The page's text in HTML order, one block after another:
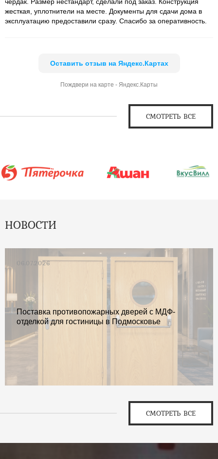
чердак. Размер нестандарт, сделали под заказ. Конструкция
жесткая, уплотнители на месте. Документы для сдачи дома в
эксплуатацию предоставили сразу. Спасибо за оперативность.
Оставить отзыв на Яндекс.Картах
Пождвери на карте - Яндекс.Карты
СМОТРЕТЬ ВСЕ
НОВОСТИ
06.07.2026
Поставка противопожарных дверей с МДФ-
отделкой для гостиницы в Подмосковье
СМОТРЕТЬ ВСЕ